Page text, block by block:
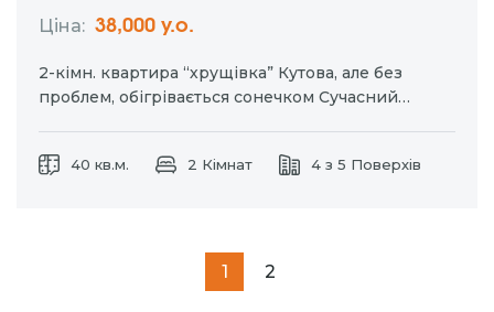
Ціна: 38,000 у.о.
2-кімн. квартира “хрущівка” Кутова, але без
проблем, обігрівається сонечком Сучасний
40 кв.м. 2 Кімнат 4 з 5 Поверхів
1 2